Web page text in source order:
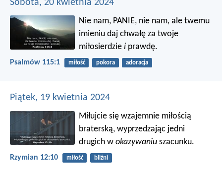
Sobota, 20 kwietnia 2024
Nie nam, PANIE, nie nam, ale twemu
imieniu daj chwałę za twoje
miłosierdziei prawdę.
Psalmów 115:1 miłość pokora adoracja
Piątek, 19 kwietnia 2024
Miłujcie się wzajemnie miłością
braterską, wyprzedzając jedni
drugich wokazywaniu szacunku.
Rzymian 12:10 miłość bliźni